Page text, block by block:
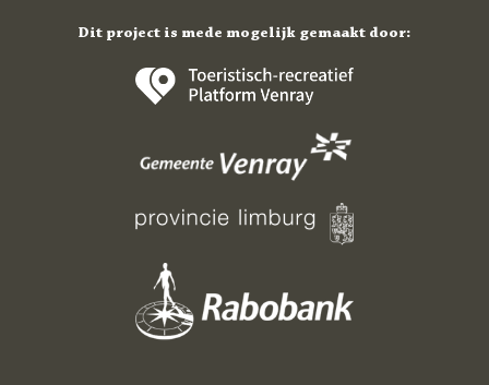
Dit project is mede mogelijk gemaakt door: